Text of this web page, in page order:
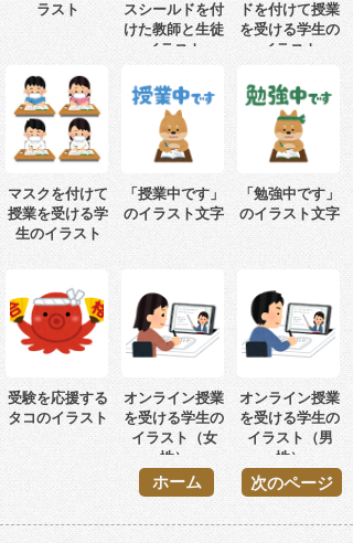
ラスト
スシールドを付
けた教師と生徒
イラスト
ドを付けて授業
を受ける学生の
イラスト
マスクを付けて
授業を受ける学
生のイラスト
「授業中です」
のイラスト文字
「勉強中です」
のイラスト文字
受験を応援する
タコのイラスト
オンライン授業
を受ける学生の
イラスト（女
性）
オンライン授業
を受ける学生の
イラスト（男
性）
次のページ
ホーム